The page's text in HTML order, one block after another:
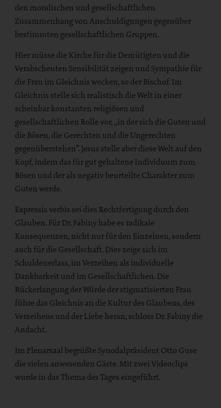
den moralischen und gesellschaftlichen
Zusammenhang von Anschuldigungen gegenüber
bestimmten gesellschaftlichen Gruppen.
Hier müsse die Kirche für die Demütigten und die
Verabscheuten Sensibilität zeigen und Sympathie für
die Frau im Gleichnis wecken, so der Bischof. Im
Gleichnis stelle sich realistisch die Welt in einer
scheinbar konstanten religiösen und
gesellschaftlichen Rolle vor, „in der sich die Guten und
die Bösen, die Gerechten und die Ungerechten
gegenüberstehen”. Jesus stelle aber diese Welt auf den
Kopf, indem das für gut gehaltene Individuum zum
Bösen und der als negativ beurteilte Charakter zum
Guten werde.
Expressis verbis sei dies Rechtfertigung durch den
Glauben. Für Dr. Fabiny habe es radikale
Konsequenzen, nicht nur für den Einzelnen, sondern
auch für die Gesellschaft. Dies zeige sich im
Schuldenerlass, im Verzeihen als individuelle
Dankbarkeit und im Gesellschaftlichen. Die
Rückerlangung der Würde der stigmatisierten Frau
führe das Gleichnis an die Kultur des Glaubens, des
Verzeihens und der Liebe heran, schloss Dr. Fabiny die
Andacht.
Im Plenarsaal begrüßte Synodalpräsident Otto Guse
die vielen anwesenden Gäste. Mit zwei Videoclips
wurde in das Thema des Tages eingeführt.